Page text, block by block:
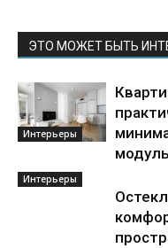
ЭТО МОЖЕТ БЫТЬ
Интерьеры
Интерьеры